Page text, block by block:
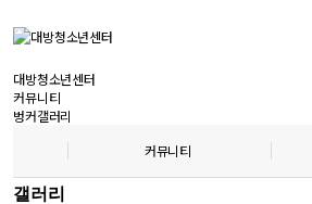
대방청소년센터
커뮤니티
벙커갤러리
커뮤니티
갤러리